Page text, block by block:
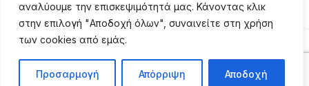
αναλύουμε την επισκεψιμότητά μας. Κάνοντας κλικ
στην επιλογή "Αποδοχή όλων", συναινείτε στη χρήση
των cookies από εμάς.
Προσαρμογή Απόρριψη Αποδοχή
Copyright ©2026Million
Reserved. Κατασκευή
Webgrams